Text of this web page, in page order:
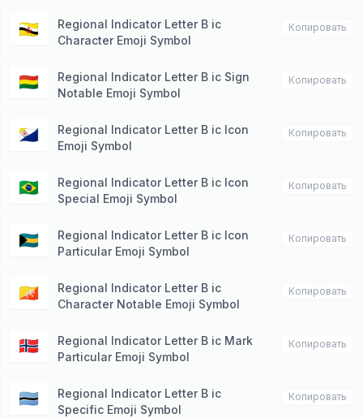
🇧🇳
Regional Indicator Letter B ic
Character Emoji Symbol
Копировать
🇧🇴
Regional Indicator Letter B ic Sign
Notable Emoji Symbol
Копировать
🇧🇶
Regional Indicator Letter B ic Icon
Emoji Symbol
Копировать
🇧🇷
Regional Indicator Letter B ic Icon
Special Emoji Symbol
Копировать
🇧🇸
Regional Indicator Letter B ic Icon
Particular Emoji Symbol
Копировать
🇧🇹
Regional Indicator Letter B ic
Character Notable Emoji Symbol
Копировать
🇧🇻
Regional Indicator Letter B ic Mark
Particular Emoji Symbol
Копировать
🇧🇼
Regional Indicator Letter B ic
Specific Emoji Symbol
Копировать